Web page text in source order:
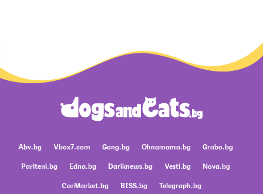
Abv.bg Vbox7.com Gong.bg Ohnamama.bg
Grabo.bg
Pariteni.bg
Edna.bg Dariknews.bg Vesti.bg
Nova.bg
CarMarket.bg
BISS.bg Telegraph.bg